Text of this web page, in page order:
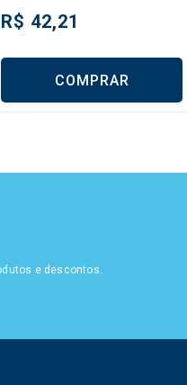
R$ 42,21
COMPRAR
e descontos.